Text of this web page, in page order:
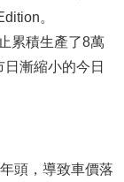
。
累積生產了8萬
漸縮小的今日
頭，導致車價落